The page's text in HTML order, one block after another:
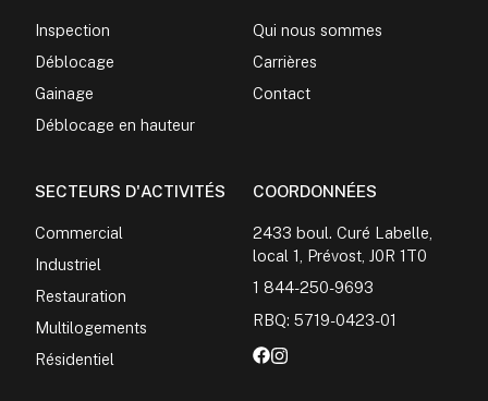
Inspection
Déblocage
Gainage
Déblocage en hauteur
Qui nous sommes
Carrières
Contact
SECTEURS D'ACTIVITÉS
Commercial
Industriel
Restauration
Multilogements
Résidentiel
COORDONNÉES
2433 boul. Curé Labelle,
local 1, Prévost, J0R 1T0
1 844-250-9693
RBQ: 5719-0423-01